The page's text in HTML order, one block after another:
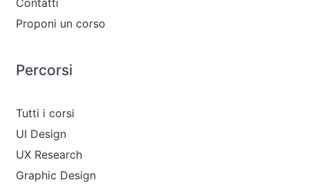
Contatti
Proponi un corso
Percorsi
Tutti i corsi
UI Design
UX Research
Graphic Design